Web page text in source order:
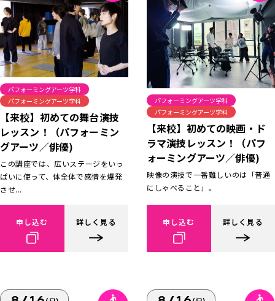
パフォーミングアーツ学科
パフォーミングアーツ学科
【来校】初めての舞台演技
レッスン！（パフォーミン
グアーツ／俳優)
この講座では、広いステージをいっ
ぱいに使って、体全体で感情を爆発
させ...
申し込む 詳しく見る
パフォーミングアーツ学科
パフォーミングアーツ学科
【来校】初めての映画・ド
ラマ演技レッスン！（パフ
ォーミングアーツ／俳優)
映像の演技で一番難しいのは「普通
にしゃべること」。
申し込む 詳しく見る